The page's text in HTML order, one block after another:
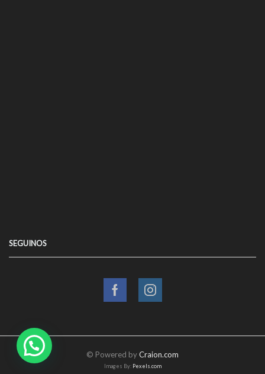
SEGUINOS
FacebookInstagram
© Powered byCraion.com
Images By: Pexels.com